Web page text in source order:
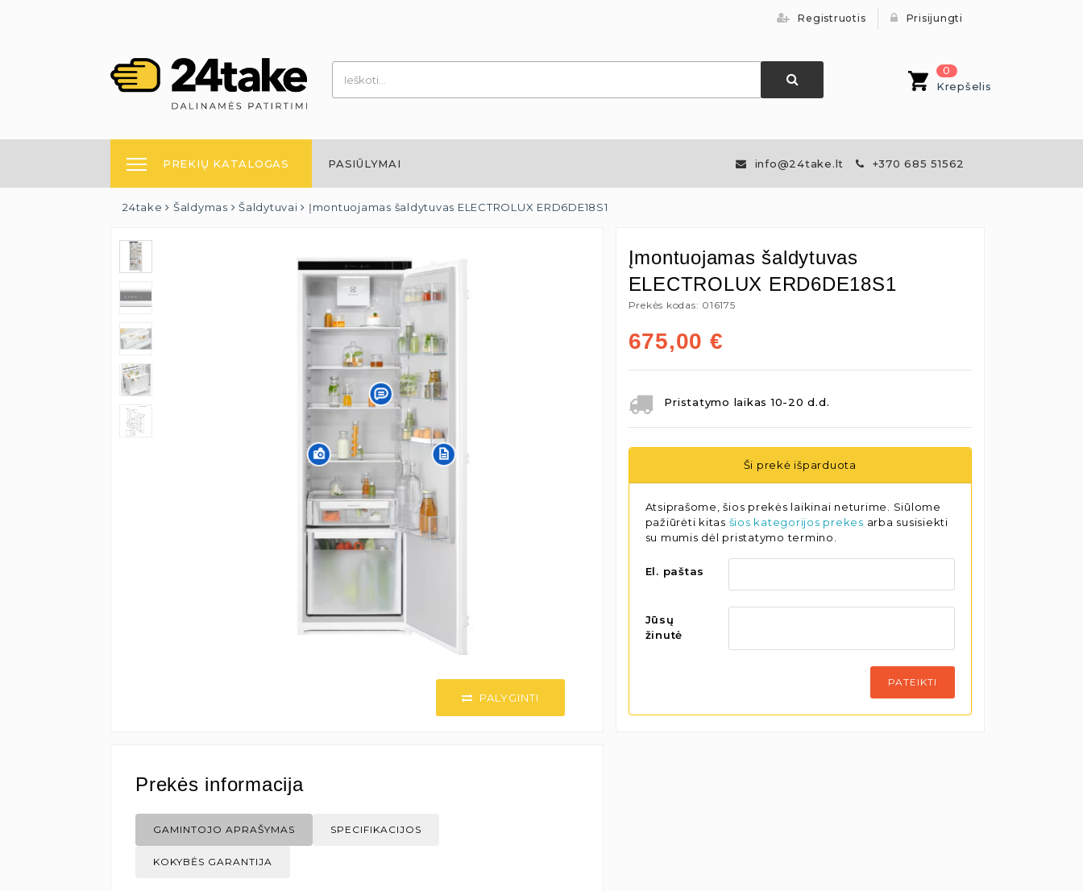
Registruotis Prisijungti
0
Krepšelis
PREKIŲ KATALOGAS PASIŪLYMAI info@24take.lt +370 685 51562
24take Šaldymas Šaldytuvai Įmontuojamas šaldytuvas ELECTROLUX ERD6DE18S1
PALYGINTI
Įmontuojamas šaldytuvas
ELECTROLUX ERD6DE18S1
Prekės kodas: 016175
675,00 €
Pristatymo laikas 10-20 d.d.
Ši prekė išparduota
Atsiprašome, šios prekės laikinai neturime. Siūlome
pažiūrėti kitas šios kategorijos prekes arba susisiekti
su mumis dėl pristatymo termino.
El. paštas
Jūsų
žinutė
PATEIKTI
Prekės informacija
GAMINTOJO APRAŠYMAS SPECIFIKACIJOS
KOKYBĖS GARANTIJA